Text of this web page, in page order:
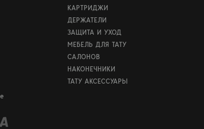
КАРТРИДЖИ
ДЕРЖАТЕЛИ
ЗАЩИТА И УХОД
МЕБЕЛЬ ДЛЯ ТАТУ
САЛОНОВ
НАКОНЕЧНИКИ
ТАТУ АКСЕССУАРЫ